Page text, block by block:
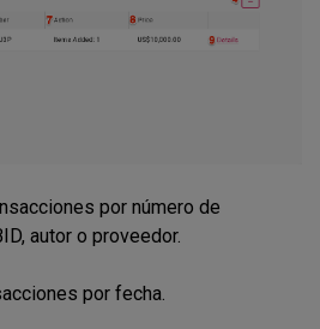
por número de
autor o proveedor.
por fecha.